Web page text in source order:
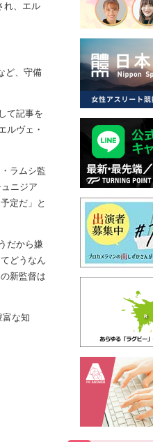
れ、エル
ど、守備
て記事を
ルヴェ・
ラムシ監
ニジア
定だ」と
だから嫌
どうなん
新監督は
な知